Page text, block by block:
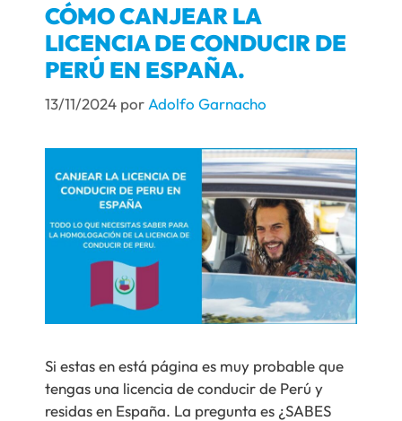
CÓMO CANJEAR LA
LICENCIA DE CONDUCIR DE
PERÚ EN ESPAÑA.
13/11/2024 porAdolfo Garnacho
Si estas en está página es muy probable que
tengas una licencia de conducir de Perú y
residas en España. La pregunta es ¿SABES